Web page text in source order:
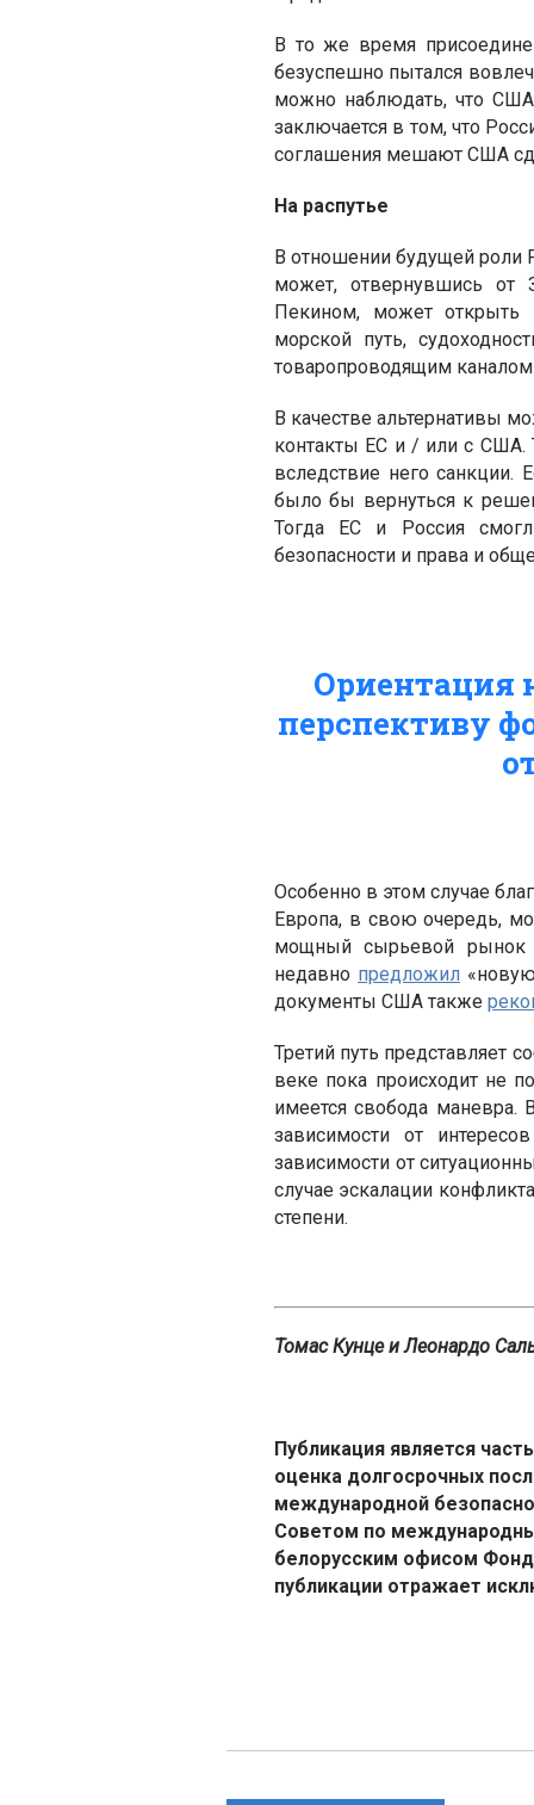
В то же время
безуспешно пытался
можно наблюдать, что
заключается в том, что
соглашения мешают США
На распутье
В отношении будущей роли
может, отвернувшись от
Пекином, может открыть
морской путь,
товаропроводящим
В качестве альтернативы
контакты ЕС и / или с США.
вследствие него
было бы вернуться к
Тогда ЕС и Россия
безопасности и права и
Ориентация
перспективу
Особенно в этом случае
Европа, в свою очередь,
мощный сырьевой рынок
недавно предложил
документы США также
Третий путь представляет
веке пока происходит не
имеется свобода
зависимости от
зависимости от
случае эскалации
степени.
Томас Кунце и Леонардо
Публикация является
оценка долгосрочных
международной
Советом по
белорусским офисом
публикации отражает